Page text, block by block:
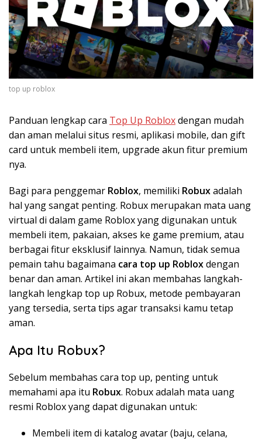
top up roblox
Panduan lengkap cara Top Up Robloxdengan mudah
dan aman melalui situs resmi, aplikasi mobile, dan gift
card untuk membeli item, upgrade akun fitur premium
nya.
Bagi para penggemar Roblox, memiliki Robuxadalah
hal yang sangat penting. Robux merupakan mata uang
virtual di dalam game Roblox yang digunakan untuk
membeli item, pakaian, akses ke game premium, atau
berbagai fitur eksklusif lainnya. Namun, tidak semua
pemain tahu bagaimana cara top up Robloxdengan
benar dan aman. Artikel ini akan membahas langkah-
langkah lengkap top up Robux, metode pembayaran
yang tersedia, serta tips agar transaksi kamu tetap
aman.
Apa Itu Robux?
Sebelum membahas cara top up, penting untuk
memahami apa itu Robux. Robux adalah mata uang
resmi Roblox yang dapat digunakan untuk:
Membeli item di katalog avatar (baju, celana,